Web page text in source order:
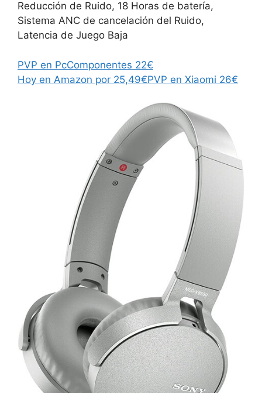
Reducción de Ruido, 18 Horas de batería,
Sistema ANC de cancelación del Ruido,
Latencia de Juego Baja
PVP en PcComponentes 22€
Hoy en Amazon por 25,49€PVP en Xiaomi 26€